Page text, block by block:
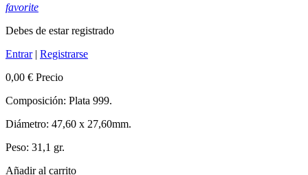
favorite
Debes de estar registrado
Entrar| Registrarse
0,00 € Precio
Composición: Plata 999.
Diámetro: 47,60 x 27,60mm.
Peso: 31,1 gr.
Añadir al carrito